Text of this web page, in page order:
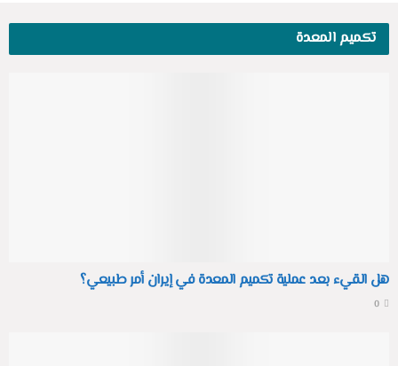
تكميم المعدة
هل القيء بعد عملية تكميم المعدة في إيران أمر طبيعي؟